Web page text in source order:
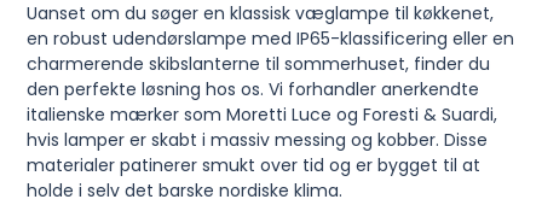
Uanset om du søger en klassisk væglampe til køkkenet,
en robust udendørslampe med IP65-klassificering eller en
charmerende skibslanterne til sommerhuset, finder du
den perfekte løsning hos os. Vi forhandler anerkendte
italienske mærker som Moretti Luce og Foresti & Suardi,
hvis lamper er skabt i massiv messing og kobber. Disse
materialer patinerer smukt over tid og er bygget til at
holde i selv det barske nordiske klima.